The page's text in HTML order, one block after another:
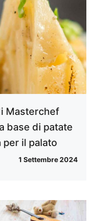
Masterchef
base di patate
per il palato
1 Settembre 2024